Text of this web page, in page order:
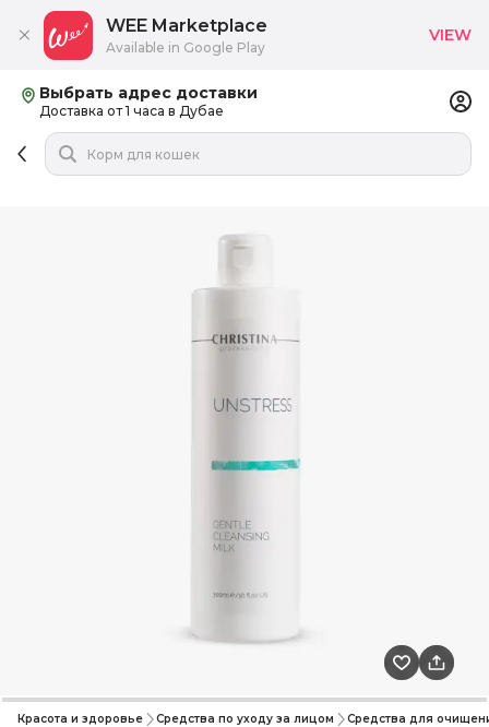
Выбрать адрес доставки
Доставка от 1 часа в Дубае
Красота и здоровье Средства по уходу за лицом Средства для
WEE Marketplace
Available in Google Play
VIEW